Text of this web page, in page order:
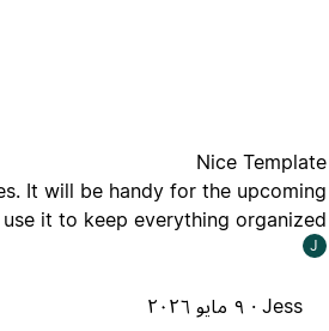
Nice Template
It will be handy for the upcoming
it to keep everything organized.
J
Jess · ٩ مايو ٢٠٢٦